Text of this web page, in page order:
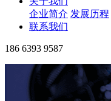
企业简介 发展历程
联系我们
186 6393 9587